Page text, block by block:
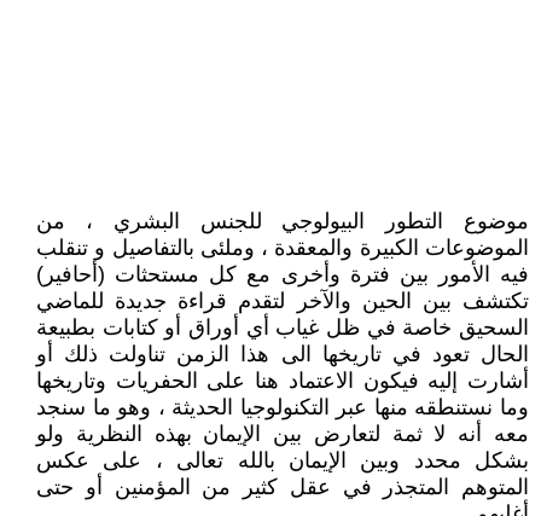
موضوع التطور البيولوجي للجنس البشري ، من
الموضوعات الكبيرة والمعقدة ، وملئى بالتفاصيل و تنقلب
فيه الأمور بين فترة وأخرى مع كل مستحثات (أحافير)
تكتشف بين الحين والآخر لتقدم قراءة جديدة للماضي
السحيق خاصة في ظل غياب أي أوراق أو كتابات بطبيعة
الحال تعود في تاريخها الى هذا الزمن تناولت ذلك أو
أشارت إليه فيكون الاعتماد هنا على الحفريات وتاريخها
وما نستنطقه منها عبر التكنولوجيا الحديثة ، وهو ما سنجد
معه أنه لا ثمة لتعارض بين الإيمان بهذه النظرية ولو
بشكل محدد وبين الإيمان بالله تعالى ، على عكس
المتوهم المتجذر في عقل كثير من المؤمنين أو حتى